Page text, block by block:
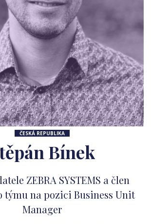
ČESKÁ REPUBLIKA
Bínek
ZEBRA SYSTEMS a člen
týmu na pozici Business Unit
Manager